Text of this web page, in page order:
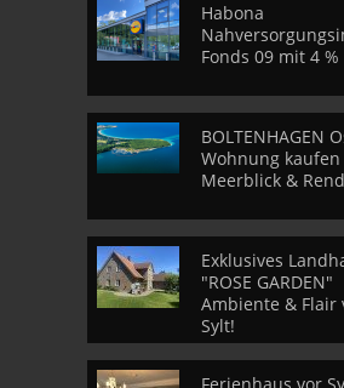
Habona
Fonds 09 mit 4 %
BOLTENHAGEN
Wohnung
Meerblick &
Exklusives
"ROSE GARDEN"
Ambiente & Flair
Sylt!